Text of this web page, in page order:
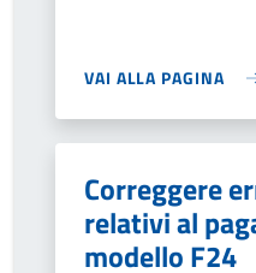
VAI ALLA PAGINA
Correggere
relativi al
modello F24